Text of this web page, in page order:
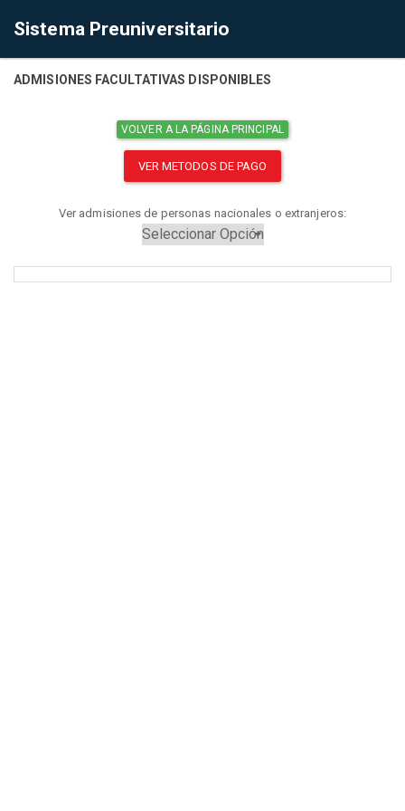
Sistema Preuniversitario
ADMISIONES FACULTATIVAS DISPONIBLES
VOLVER A LA PÁGINA PRINCIPAL
VER METODOS DE PAGO
Ver admisiones de personas nacionales o extranjeros: